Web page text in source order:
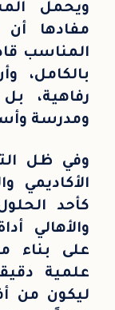
ويحمل
مفادها أن
المناسب
بالكامل،
رفاهية،
ومدرسة
وفي ظل
الأكاديمي
كأحد
والأهالي
على بناء
علمية
ليكون من